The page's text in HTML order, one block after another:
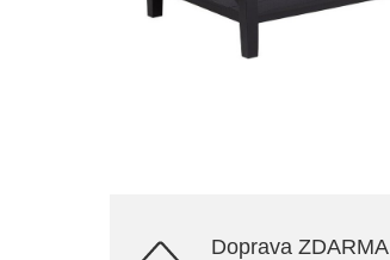
Doprava ZDARMA